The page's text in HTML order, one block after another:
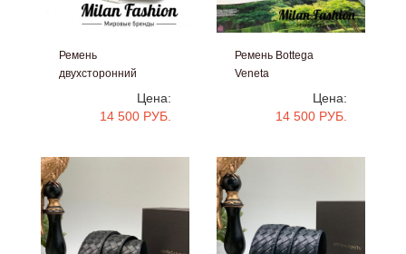
Ремень
двухсторонний
#V11310
Цена:
14 500 РУБ.
Ремень Bottega
Veneta
Цена:
14 500 РУБ.